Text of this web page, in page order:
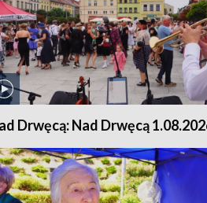
Drwęcą: Nad Drwęcą